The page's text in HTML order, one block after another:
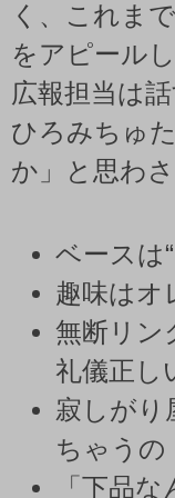
く、これま
をアピール
広報担当は話
ひろみちゅ
か」と思わ
ベースは
趣味はオ
無断リン
礼儀正し
寂しがり
ちゃうの
「下品